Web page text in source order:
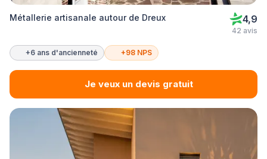
Métallerie artisanale autour de Dreux 4,9
42 avis
+6 ans d'ancienneté +98 NPS
Je veux un devis gratuit